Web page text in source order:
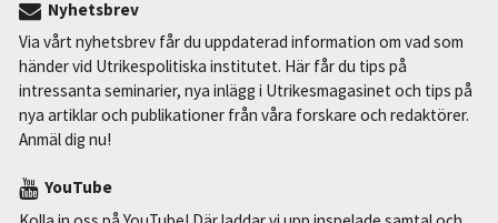
Nyhetsbrev
Via vårt nyhetsbrev får du uppdaterad information om vad som
händer vid Utrikespolitiska institutet. Här får du tips på
intressanta seminarier, nya inlägg i Utrikesmagasinet och tips på
nya artiklar och publikationer från våra forskare och redaktörer.
Anmäl dig nu!
YouTube